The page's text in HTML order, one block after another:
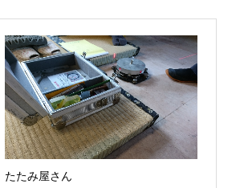
たたみ屋さん